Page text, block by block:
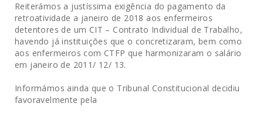
Reiterámos a justíssima exigência do pagamento da
retroatividade a janeiro de 2018 aos enfermeiros
detentores de um CIT – Contrato Individual de Trabalho,
havendo já instituições que o concretizaram, bem como
aos enfermeiros com CTFP que harmonizaram o salário
em janeiro de 2011/ 12/ 13.
Informámos ainda que o Tribunal Constitucional decidiu
favoravelmente pela